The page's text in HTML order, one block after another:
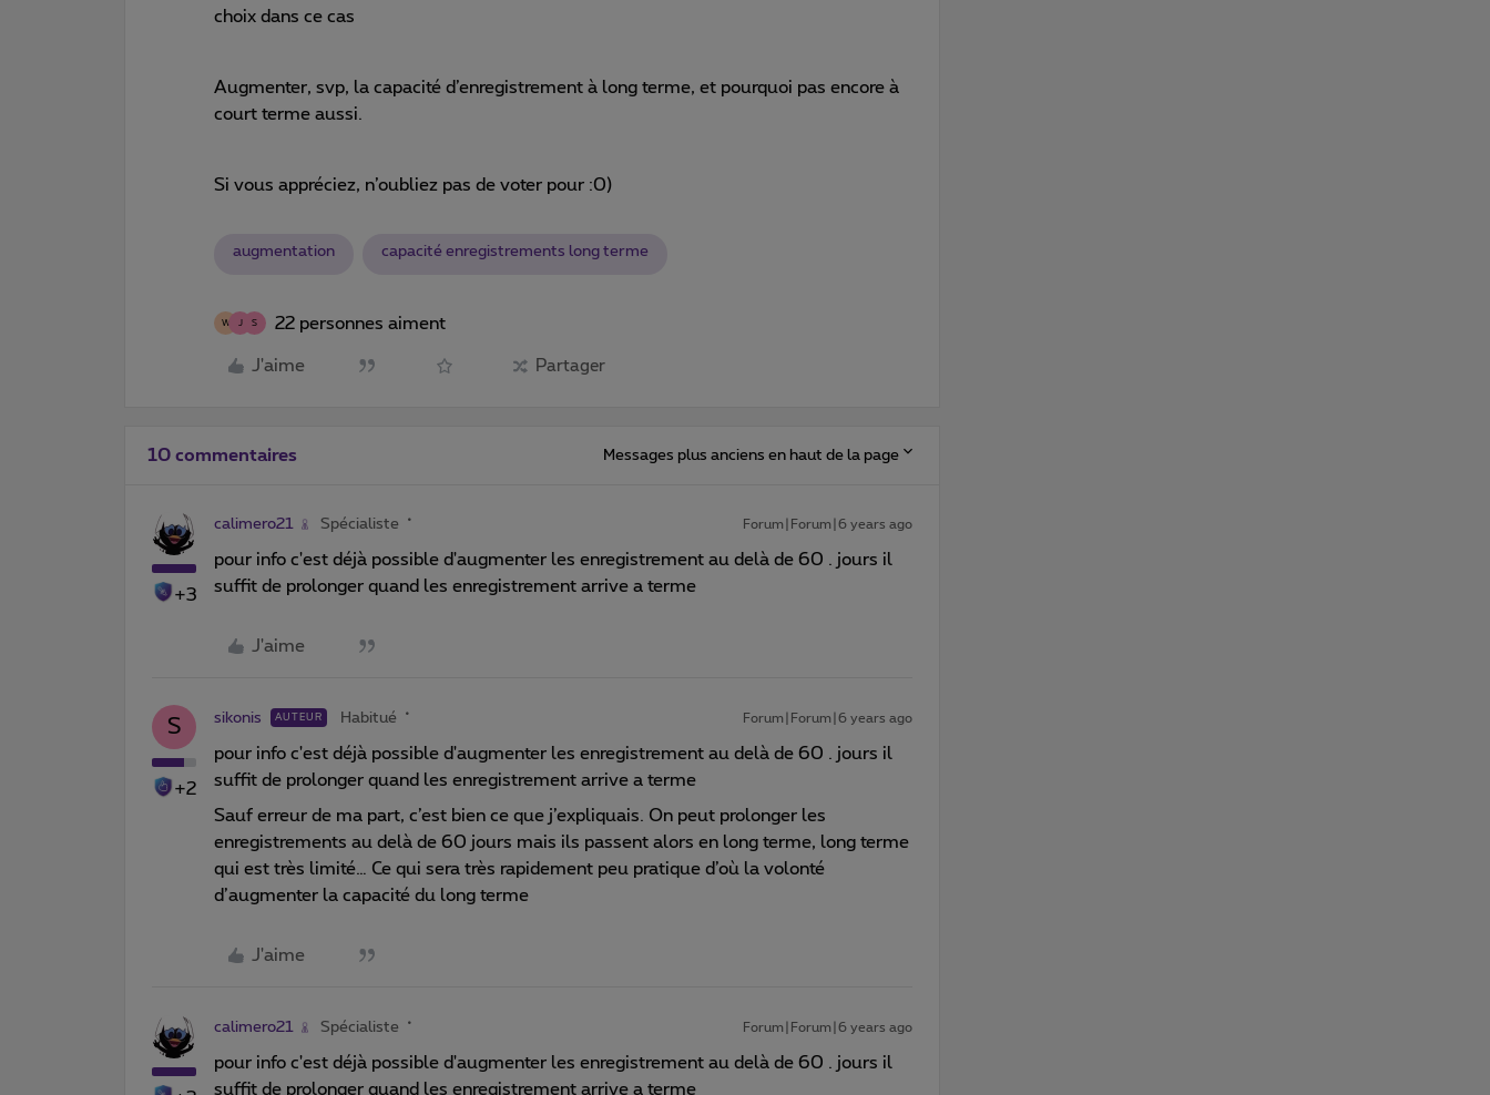
choix dans ce cas
Augmenter, svp, la capacité d’enregistrement à long terme, et pourquoi pas encore à
court terme aussi.
Si vous appréciez, n’oubliez pas de voter pour :0)
augmentation capacité enregistrements long terme
W S 22 personnes aiment
J'aime Partager
10 commentaires Messages plus anciens en haut de la page
+3
calimero21 Spécialiste Forum|Forum|6 years ago
pour info c'est déjà possible d'augmenter les enregistrement au delà de 60 . jours il
suffit de prolonger quand les enregistrement arrive a terme
J'aime
S
+2
sikonis AUTEUR Habitué Forum|Forum|6 years ago
pour info c'est déjà possible d'augmenter les enregistrement au delà de 60 . jours il
suffit de prolonger quand les enregistrement arrive a terme
Sauf erreur de ma part, c’est bien ce que j’expliquais. On peut prolonger les
enregistrements au delà de 60 jours mais ils passent alors en long terme, long terme
qui est très limité… Ce qui sera très rapidement peu pratique d’où la volonté
d’augmenter la capacité du long terme
J'aime
calimero21 Spécialiste Forum|Forum|6 years ago
pour info c'est déjà possible d'augmenter les enregistrement au delà de 60 . jours il
suffit de prolonger quand les enregistrement arrive a terme